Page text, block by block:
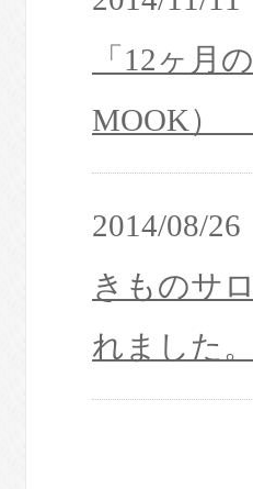
「12ヶ月
MOOK）
2014/08/26
きものサ
れました